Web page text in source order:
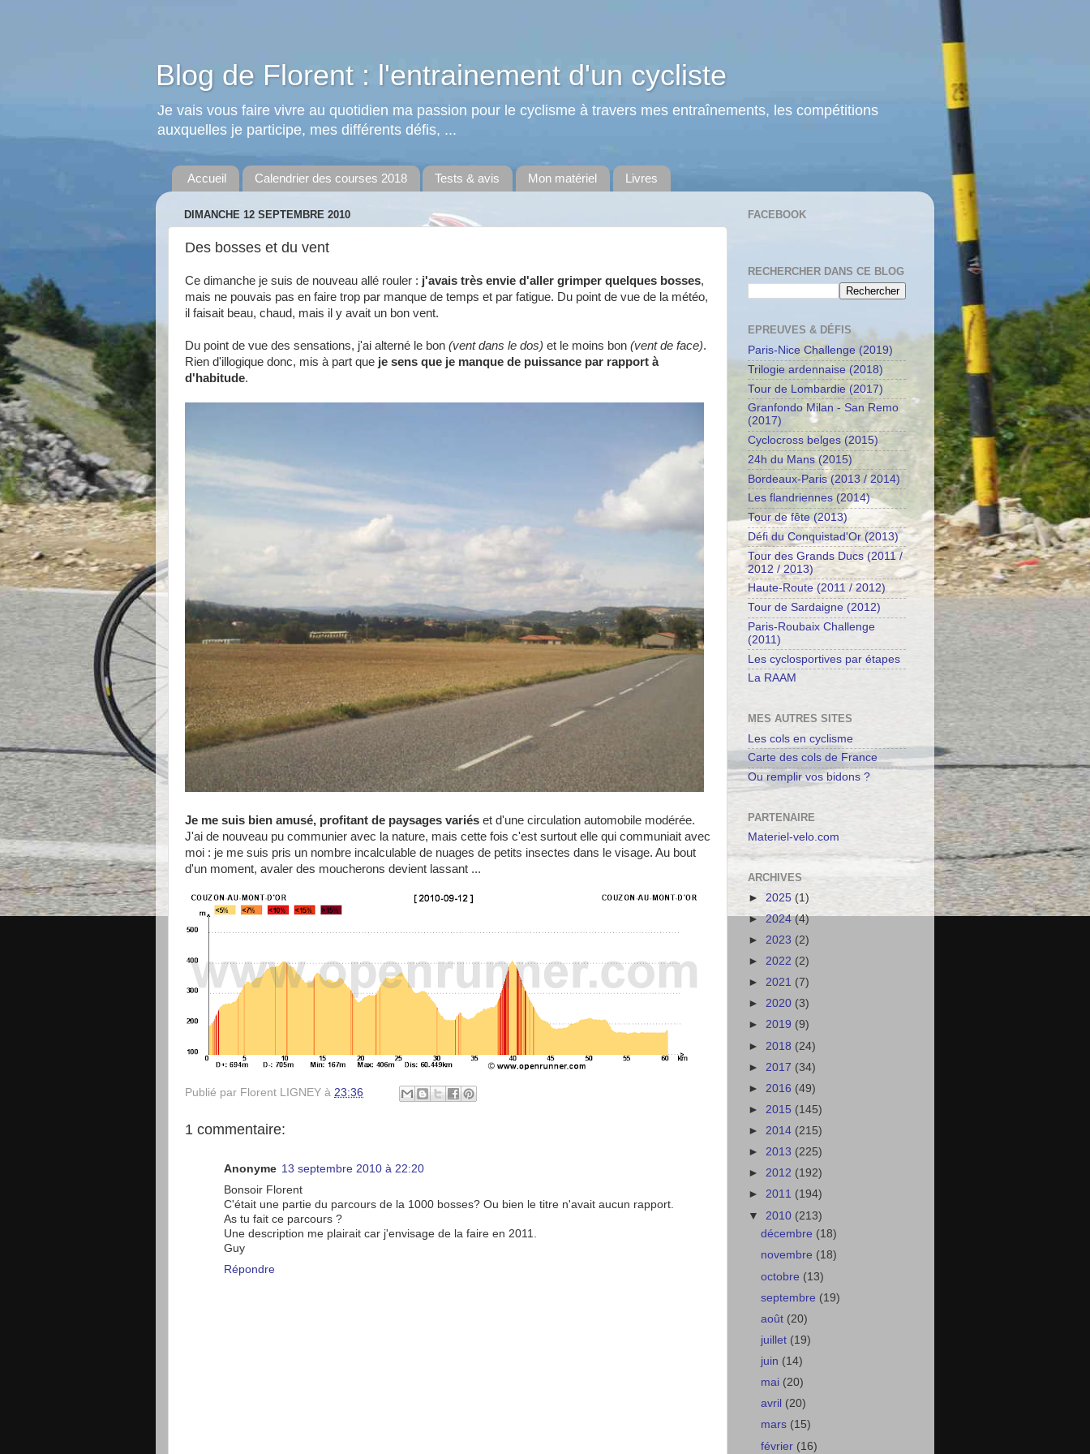
Blog de Florent : l'entrainement d'un cycliste
Je vais vous faire vivre au quotidien ma passion pour le cyclisme à travers mes entraînements, les compétitions
auxquelles je participe, mes différents défis, ...
Accueil Calendrier des courses 2018 Tests & avis Mon matériel Livres
DIMANCHE 12 SEPTEMBRE 2010
Des bosses et du vent
Ce dimanche je suis de nouveau allé rouler : j'avais très envie d'aller grimper quelques bosses,
mais ne pouvais pas en faire trop par manque de temps et par fatigue. Du point de vue de la météo,
il faisait beau, chaud, mais il y avait un bon vent.
Du point de vue des sensations, j'ai alterné le bon (vent dans le dos) et le moins bon (vent de face).
Rien d'illogique donc, mis à part que je sens que je manque de puissance par rapport à
d'habitude.
Je me suis bien amusé, profitant de paysages variés et d'une circulation automobile modérée.
J'ai de nouveau pu communier avec la nature, mais cette fois c'est surtout elle qui communiait avec
moi : je me suis pris un nombre incalculable de nuages de petits insectes dans le visage. Au bout
d'un moment, avaler des moucherons devient lassant ...
Publié par Florent LIGNEY à 23:36
1 commentaire:
Anonyme 13 septembre 2010 à 22:20
Bonsoir Florent
C'était une partie du parcours de la 1000 bosses? Ou bien le titre n'avait aucun rapport.
As tu fait ce parcours ?
Une description me plairait car j'envisage de la faire en 2011.
Guy
Répondre
FACEBOOK
RECHERCHER DANS CE BLOG
EPREUVES & DÉFIS
Paris-Nice Challenge (2019)
Trilogie ardennaise (2018)
Tour de Lombardie (2017)
Granfondo Milan - San Remo
(2017)
Cyclocross belges (2015)
24h du Mans (2015)
Bordeaux-Paris (2013 / 2014)
Les flandriennes (2014)
Tour de fête (2013)
Défi du Conquistad'Or (2013)
Tour des Grands Ducs (2011 /
2012 / 2013)
Haute-Route (2011 / 2012)
Tour de Sardaigne (2012)
Paris-Roubaix Challenge
(2011)
Les cyclosportives par étapes
La RAAM
MES AUTRES SITES
Les cols en cyclisme
Carte des cols de France
Ou remplir vos bidons ?
PARTENAIRE
Materiel-velo.com
ARCHIVES
► 2025 (1)
►2024(4)
► 2023 (2)
► 2022 (2)
► 2021 (7)
► 2020 (3)
► 2019 (9)
► 2018 (24)
► 2017 (34)
► 2016 (49)
► 2015 (145)
► 2014 (215)
► 2013 (225)
► 2012 (192)
► 2011 (194)
▼ 2010 (213)
décembre (18)
novembre (18)
octobre (13)
septembre (19)
août (20)
juillet (19)
juin (14)
mai (20)
avril (20)
mars (15)
février (16)